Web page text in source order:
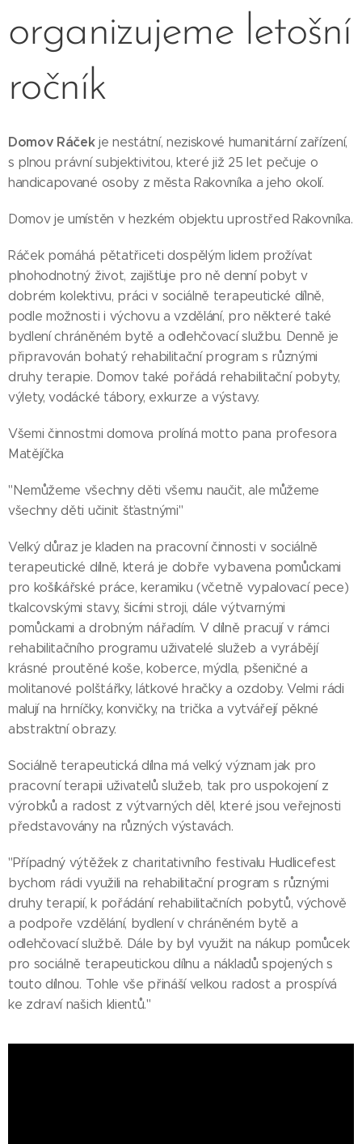
organizujeme letošní
ročník
Domov Ráčekje nestátní, neziskové humanitární zařízení,
s plnou právní subjektivitou, které již 25 let pečuje o
handicapované osoby z města Rakovníka a jeho okolí.
Domov je umístěn v hezkém objektu uprostřed Rakovníka.
Ráček pomáhá pětatřiceti dospělým lidem prožívat
plnohodnotný život, zajišťuje pro ně denní pobyt v
dobrém kolektivu, práci v sociálně terapeutické dílně,
podle možnosti i výchovu a vzdělání, pro některé také
bydlení chráněném bytě a odlehčovací službu. Denně je
připravován bohatý rehabilitační program s různými
druhy terapie. Domov také pořádá rehabilitační pobyty,
výlety, vodácké tábory, exkurze a výstavy.
Všemi činnostmi domova prolíná motto pana profesora
Matějíčka
"Nemůžeme všechny děti všemu naučit, ale můžeme
všechny děti učinit šťastnými"
Velký důraz je kladen na pracovní činnosti v sociálně
terapeutické dílně, která je dobře vybavena pomůckami
pro košíkářské práce, keramiku (včetně vypalovací pece)
tkalcovskými stavy, šicími stroji, dále výtvarnými
pomůckami a drobným nářadím. V dílně pracují v rámci
rehabilitačního programu uživatelé služeb a vyrábějí
krásné proutěné koše, koberce, mýdla, pšeničné a
molitanové polštářky, látkové hračky a ozdoby. Velmi rádi
malují na hrníčky, konvičky, na trička a vytvářejí pěkné
abstraktní obrazy.
Sociálně terapeutická dílna má velký význam jak pro
pracovní terapii uživatelů služeb, tak pro uspokojení z
výrobků a radost z výtvarných děl, které jsou veřejnosti
představovány na různých výstavách.
"Případný výtěžek z charitativního festivalu Hudlicefest
bychom rádi využili na rehabilitační program s různými
druhy terapií, k pořádání rehabilitačních pobytů, výchově
a podpoře vzdělání, bydlení v chráněném bytě a
odlehčovací službě. Dále by byl využit na nákup pomůcek
pro sociálně terapeutickou dílnu a nákladů spojených s
touto dílnou. Tohle vše přináší velkou radost a prospívá
ke zdraví našich klientů."